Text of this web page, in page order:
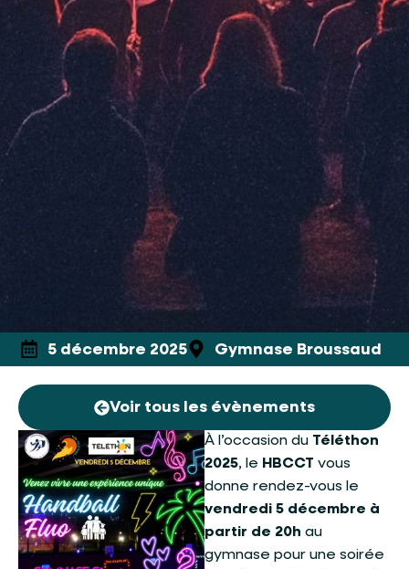
5 décembre 2025 Gymnase Broussaud
Voir tous les évènements
À l’occasion du Téléthon
2025, le HBCCT vous
donne rendez-vous le
vendredi 5 décembre à
partir de 20h au
gymnase pour une soirée